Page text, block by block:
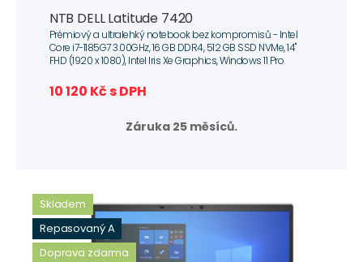
NTB DELL Latitude 7420
Prémiový a ultralehký notebook bez kompromisů - Intel
Core i7-1185G7 3.00GHz, 16 GB DDR4, 512 GB SSD NVMe, 14"
FHD (1920 x 1080), Intel Iris Xe Graphics, Windows 11 Pro
10 120 Kč s DPH
Záruka 25 měsíců.
Skladem
Repasovaný A
Doprava zdarma